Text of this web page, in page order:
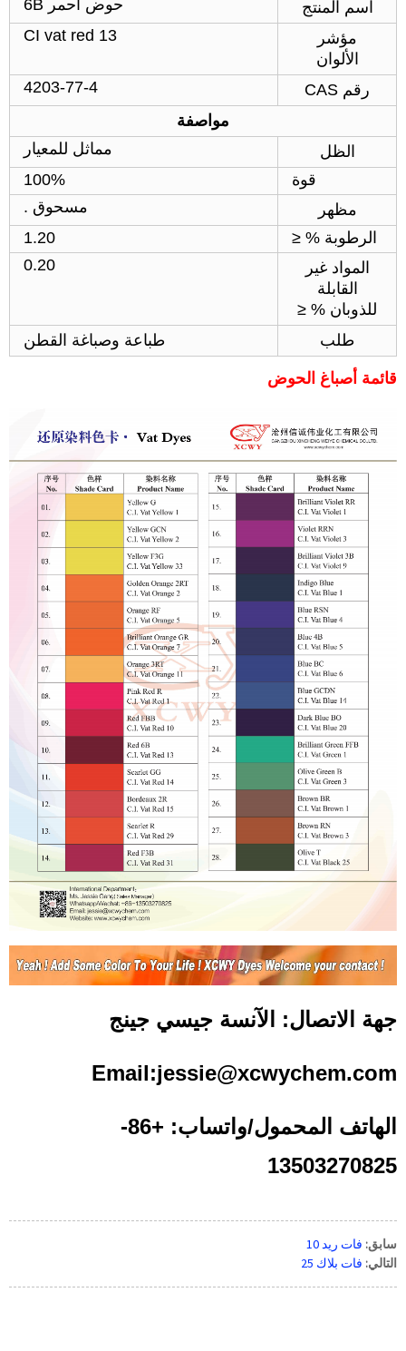
اسم المنتج
حوض أحمر 6B
مؤشر
الألوان
CI vat red 13
رقم CAS
4203-77-4
مواصفة
الظل
مماثل للمعيار
قوة
100%
مظهر
مسحوق .
الرطوبة % ≤
1.20
المواد غير
القابلة
للذوبان % ≤
0.20
طلب طباعة وصباغة القطن
قائمة أصباغ الحوض
جهة الاتصال: الآنسة جيسي جينج
Email:jessie@xcwychem.com
الهاتف المحمول/واتساب: +86-
13503270825
سابق: فات ريد 10
التالي: فات بلاك 25